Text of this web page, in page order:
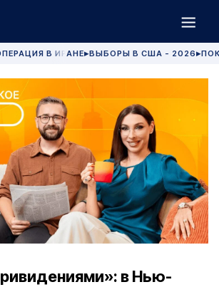
В ИРАНЕ▶ВЫБОРЫ В США - 2026 ▶
в Нью-